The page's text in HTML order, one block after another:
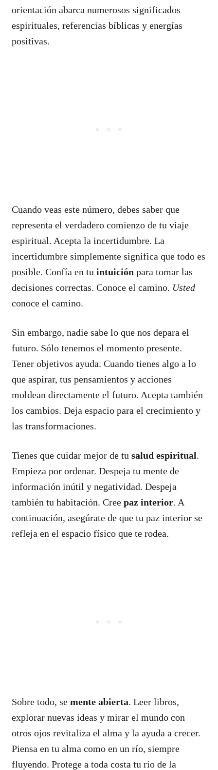
orientación abarca numerosos significados
espirituales, referencias bíblicas y energías
positivas.
Cuando veas este número, debes saber que
representa el verdadero comienzo de tu viaje
espiritual. Acepta la incertidumbre. La
incertidumbre simplemente significa que todo es
posible. Confía en tu intuición para tomar las
decisiones correctas. Conoce el camino. Usted
conoce el camino.
Sin embargo, nadie sabe lo que nos depara el
futuro. Sólo tenemos el momento presente.
Tener objetivos ayuda. Cuando tienes algo a lo
que aspirar, tus pensamientos y acciones
moldean directamente el futuro. Acepta también
los cambios. Deja espacio para el crecimiento y
las transformaciones.
Tienes que cuidar mejor de tu salud espiritual.
Empieza por ordenar. Despeja tu mente de
información inútil y negatividad. Despeja
también tu habitación. Cree paz interior. A
continuación, asegúrate de que tu paz interior se
refleja en el espacio físico que te rodea.
Sobre todo, se mente abierta. Leer libros,
explorar nuevas ideas y mirar el mundo con
otros ojos revitaliza el alma y la ayuda a crecer.
Piensa en tu alma como en un río, siempre
fluyendo. Protege a toda costa tu río de la